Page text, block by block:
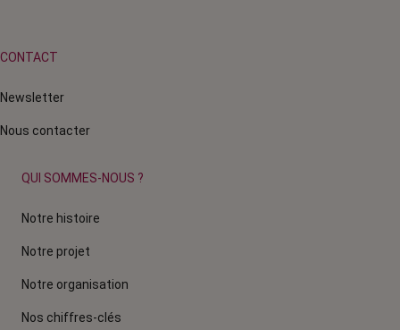
CONTACT
Newsletter
Nous contacter
QUI SOMMES-NOUS ?
Notre histoire
Notre projet
Notre organisation
Nos chiffres-clés